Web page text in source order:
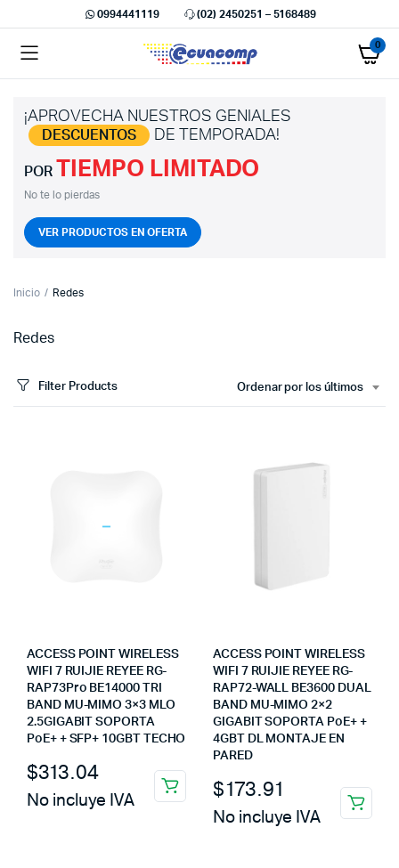
0994441119 (02) 2450251 – 5168489
0
¡APROVECHA NUESTROS GENIALES
DESCUENTOS DE TEMPORADA!
POR TIEMPO LIMITADO
No te lo pierdas
VER PRODUCTOS EN OFERTA
Inicio Redes
Redes
Filter Products Ordenar por los últimos
ACCESS POINT WIRELESS
WIFI 7 RUIJIE REYEE RG-
RAP73Pro BE14000 TRI
BAND MU-MIMO 3×3 MLO
2.5GIGABIT SOPORTA
PoE+ + SFP+ 10GBT TECHO
$313.04
No incluye IVA
ACCESS POINT WIRELESS
WIFI 7 RUIJIE REYEE RG-
RAP72-WALL BE3600 DUAL
BAND MU-MIMO 2×2
GIGABIT SOPORTA PoE+ +
4GBT DL MONTAJE EN
PARED
$173.91
No incluye IVA